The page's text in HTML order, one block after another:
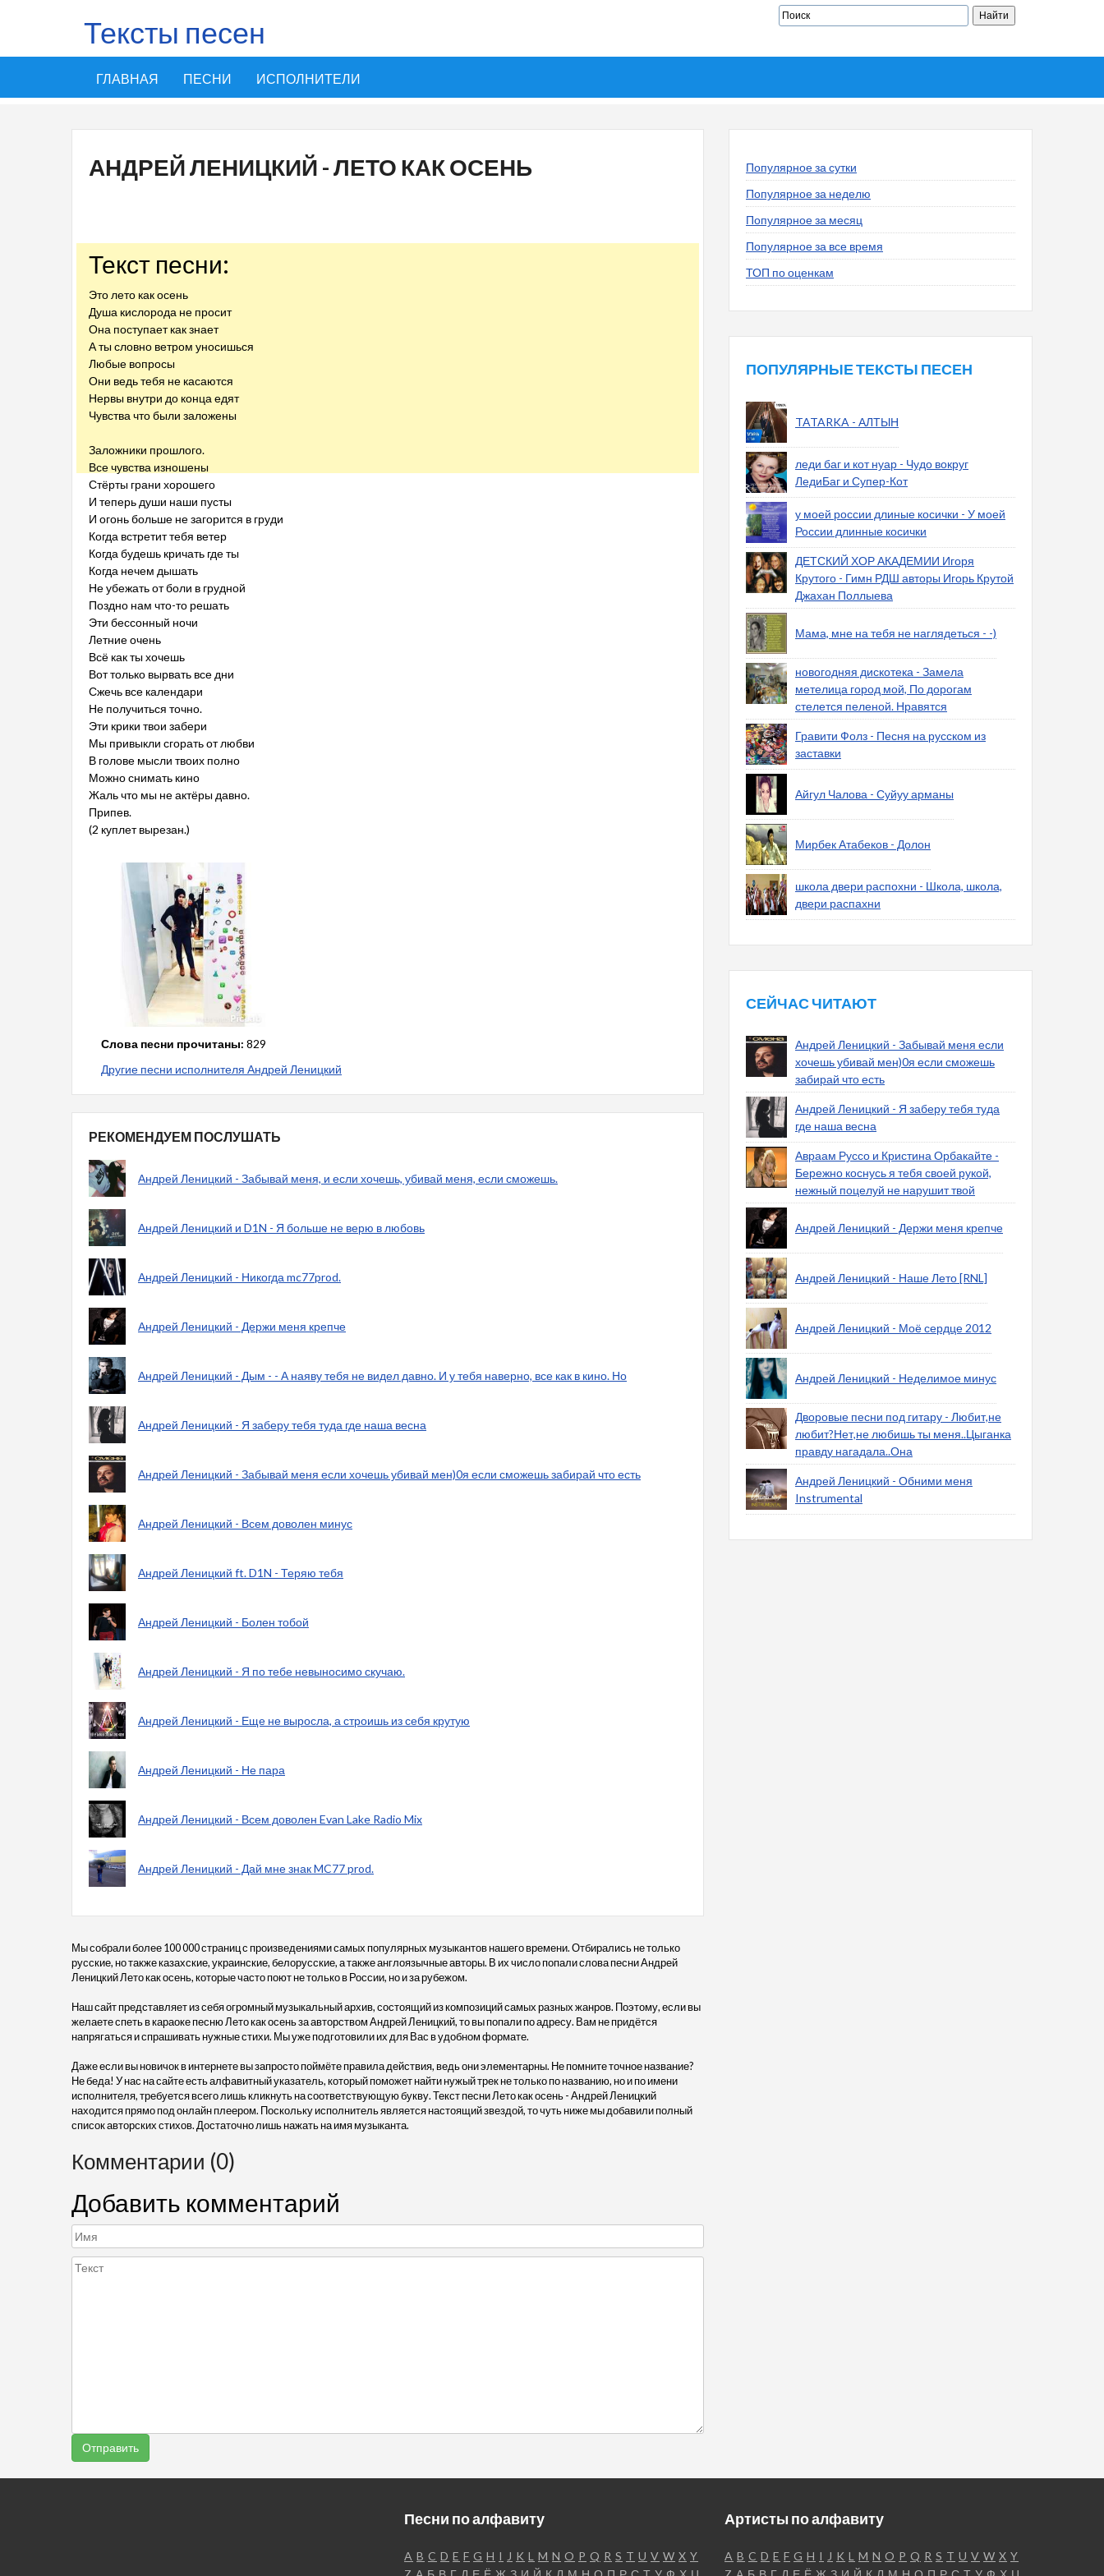
Тексты песен
ГЛАВНАЯ ПЕСНИ ИСПОЛНИТЕЛИ
АНДРЕЙ ЛЕНИЦКИЙ - ЛЕТО КАК ОСЕНЬ
Текст песни:
Это лето как осень
Душа кислорода не просит
Она поступает как знает
А ты словно ветром уносишься
Любые вопросы
Они ведь тебя не касаются
Нервы внутри до конца едят
Чувства что были заложены
Заложники прошлого.
Все чувства изношены
Стёрты грани хорошего
И теперь души наши пусты
И огонь больше не загорится в груди
Когда встретит тебя ветер
Когда будешь кричать где ты
Когда нечем дышать
Не убежать от боли в грудной
Поздно нам что-то решать
Эти бессонный ночи
Летние очень
Всё как ты хочешь
Вот только вырвать все дни
Сжечь все календари
Не получиться точно.
Эти крики твои забери
Мы привыкли сгорать от любви
В голове мысли твоих полно
Можно снимать кино
Жаль что мы не актёры давно.
Припев.
(2 куплет вырезан.)
Слова песни прочитаны: 829
Другие песни исполнителя Андрей Леницкий
РЕКОМЕНДУЕМ ПОСЛУШАТЬ
Андрей Леницкий - Забывай меня, и если хочешь, убивай меня, если сможешь.
Андрей Леницкий и D1N - Я больше не верю в любовь
Андрей Леницкий - Никогда mc77prod.
Андрей Леницкий - Держи меня крепче
Андрей Леницкий - Дым - - А наяву тебя не видел давно. И у тебя наверно, все как в кино. Но
Андрей Леницкий - Я заберу тебя туда где наша весна
Андрей Леницкий - Забывай меня если хочешь убивай мен)0я если сможешь забирай что есть
Андрей Леницкий - Всем доволен минус
Андрей Леницкий ft. D1N - Теряю тебя
Андрей Леницкий - Болен тобой
Андрей Леницкий - Я по тебе невыносимо скучаю.
Андрей Леницкий - Еще не выросла, а строишь из себя крутую
Андрей Леницкий - Не пара
Андрей Леницкий - Всем доволен Evan Lake Radio Mix
Андрей Леницкий - Дай мне знак MC77 prod.
Мы собрали более 100 000 страниц с произведениями самых популярных музыкантов нашего времени. Отбирались не только
русские, но также казахские, украинские, белорусские, а также англоязычные авторы. В их число попали слова песни Андрей
Леницкий Лето как осень, которые часто поют не только в России, но и за рубежом.
Наш сайт представляет из себя огромный музыкальный архив, состоящий из композиций самых разных жанров. Поэтому, если вы
желаете спеть в караоке песню Лето как осень за авторством Андрей Леницкий, то вы попали по адресу. Вам не придётся
напрягаться и спрашивать нужные стихи. Мы уже подготовили их для Вас в удобном формате.
Даже если вы новичок в интернете вы запросто поймёте правила действия, ведь они элементарны. Не помните точное название?
Не беда! У нас на сайте есть алфавитный указатель, который поможет найти нужый трек не только по названию, но и по имени
исполнителя, требуется всего лишь кликнуть на соответствующую букву. Текст песни Лето как осень - Андрей Леницкий
находится прямо под онлайн плеером. Поскольку исполнитель является настоящий звездой, то чуть ниже мы добавили полный
список авторских стихов. Достаточно лишь нажать на имя музыканта.
Комментарии (0)
Добавить комментарий
Популярное за сутки
Популярное за неделю
Популярное за месяц
Популярное за все время
ТОП по оценкам
ПОПУЛЯРНЫЕ ТЕКСТЫ ПЕСЕН
TATARKA - АЛТЫН
леди баг и кот нуар - Чудо вокруг
ЛедиБаг и Супер-Кот
у моей россии длиные косички - У моей
России длинные косички
ДЕТСКИЙ ХОР АКАДЕМИИ Игоря
Крутого - Гимн РДШ авторы Игорь Крутой
Джахан Поллыева
Мама, мне на тебя не наглядеться - -)
новогодняя дискотека - Замела
метелица город мой, По дорогам
стелется пеленой. Нравятся
Гравити Фолз - Песня на русском из
заставки
Айгул Чалова - Суйуу арманы
Мирбек Атабеков - Долон
школа двери распохни - Школа, школа,
двери распахни
СЕЙЧАС ЧИТАЮТ
Андрей Леницкий - Забывай меня если
хочешь убивай мен)0я если сможешь
забирай что есть
Андрей Леницкий - Я заберу тебя туда
где наша весна
Авраам Руссо и Кристина Орбакайте -
Бережно коснусь я тебя своей рукой,
нежный поцелуй не нарушит твой
Андрей Леницкий - Держи меня крепче
Андрей Леницкий - Наше Лето [RNL]
Андрей Леницкий - Моё сердце 2012
Андрей Леницкий - Неделимое минус
Дворовые песни под гитару - Любит,не
любит?Нет,не любишь ты меня..Цыганка
правду нагадала..Она
Андрей Леницкий - Обними меня
Instrumental
Песни по алфавиту
A B C D E F G H I J K L M N O P Q R S T U V W X Y
Артисты по алфавиту
A B C D E F G H I J K L M N O P Q R S T U V W X Y